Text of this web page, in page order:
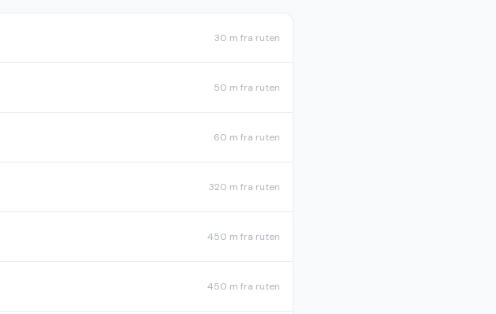
30 m fra ruten
50 m fra ruten
60 m fra ruten
320 m fra ruten
450 m fra ruten
450 m fra ruten